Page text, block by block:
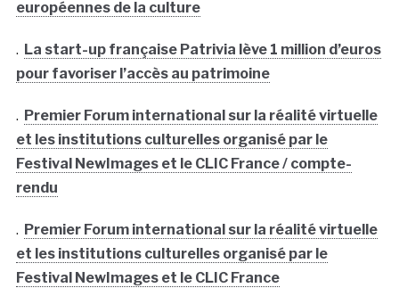
européennes de la culture
. La start-up française Patrivia lève 1 million d’euros
pour favoriser l’accès au patrimoine
. Premier Forum international sur la réalité virtuelle
et les institutions culturelles organisé par le
Festival NewImages et le CLIC France / compte-
rendu
. Premier Forum international sur la réalité virtuelle
et les institutions culturelles organisé par le
Festival NewImages et le CLIC France